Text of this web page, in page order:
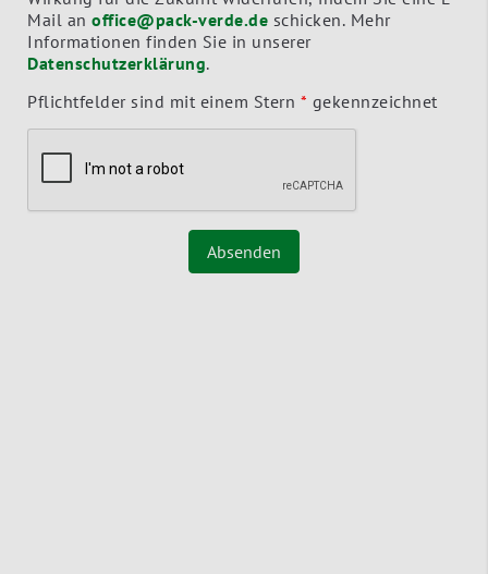
Mail an office@pack-verde.de
Informationen finden Sie in unserer
Datenschutzerklärung.
Pflichtfelder sind mit einem Stern * gekennzeichnet
Absenden